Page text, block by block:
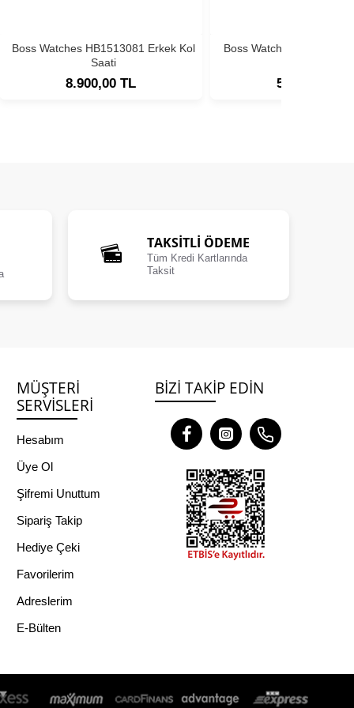
Boss Watches HB1513081 Erkek Kol
Saati
8.900,00 TL
Boss Watches
5.900,00 TL
TAKSİTLİ ÖDEME
Tüm Kredi Kartlarında
Taksit
MÜŞTERI
SERVISLERI
Hesabım
Üye Ol
Şifremi Unuttum
Sipariş Takip
Hediye Çeki
Favorilerim
Adreslerim
E-Bülten
BIZI TAKIP EDIN